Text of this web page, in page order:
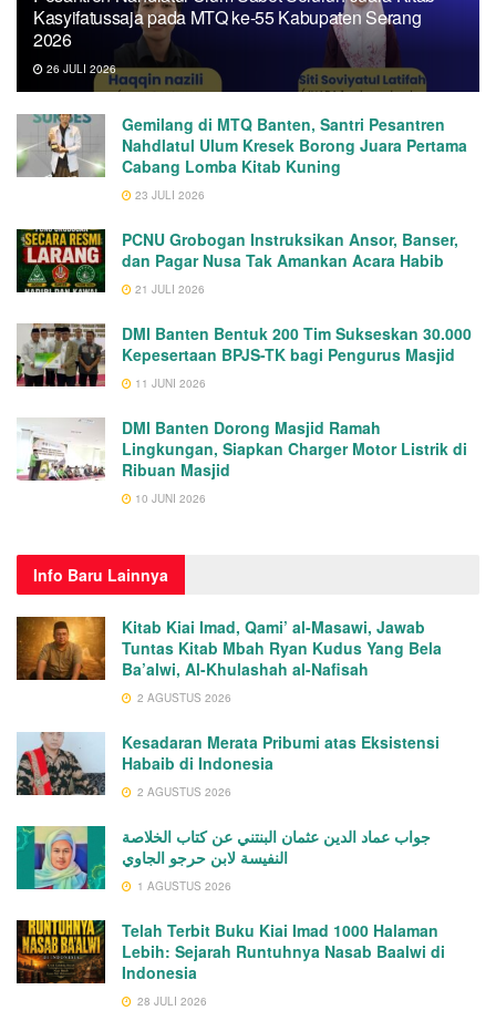
Kasyifatussaja pada MTQ ke-55 Kabupaten Serang
2026
26 JULI 2026
Gemilang di MTQ Banten, Santri Pesantren
Nahdlatul Ulum Kresek Borong Juara Pertama
Cabang Lomba Kitab Kuning
23 JULI 2026
PCNU Grobogan Instruksikan Ansor, Banser,
dan Pagar Nusa Tak Amankan Acara Habib
21 JULI 2026
DMI Banten Bentuk 200 Tim Sukseskan 30.000
Kepesertaan BPJS-TK bagi Pengurus Masjid
11 JUNI 2026
DMI Banten Dorong Masjid Ramah
Lingkungan, Siapkan Charger Motor Listrik di
Ribuan Masjid
10 JUNI 2026
Info Baru Lainnya
Kitab Kiai Imad, Qami’ al-Masawi, Jawab
Tuntas Kitab Mbah Ryan Kudus Yang Bela
Ba’alwi, Al-Khulashah al-Nafisah
2 AGUSTUS 2026
Kesadaran Merata Pribumi atas Eksistensi
Habaib di Indonesia
2 AGUSTUS 2026
جواب عماد الدين عثمان البنتني عن كتاب الخلاصة
النفيسة لابن حرجو الجاوي
1 AGUSTUS 2026
Telah Terbit Buku Kiai Imad 1000 Halaman
Lebih: Sejarah Runtuhnya Nasab Baalwi di
Indonesia
28 JULI 2026